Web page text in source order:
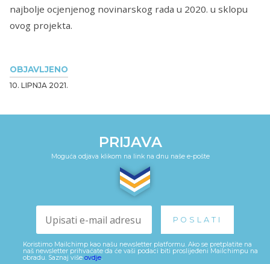
OBJAVLJENO
10. LIPNJA 2021.
najbolje ocjenjenog novinarskog rada u 2020. u sklopu
ovog projekta.
PRIJAVA
Moguća odjava klikom na link na dnu naše e-pošte
Koristimo Mailchimp kao našu newsletter platformu. Ako se pretplatite na
naš newsletter prihvaćate da će vaši podaci biti proslijeđeni Mailchimpu na
obradu. Saznaj više ovdje.